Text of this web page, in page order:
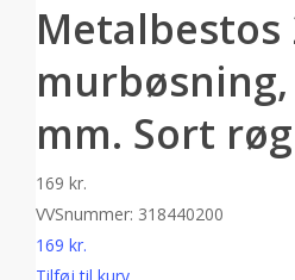
Metalbestos
mm. Sort
169 kr.
VVSnummer: 318440200
169 kr.